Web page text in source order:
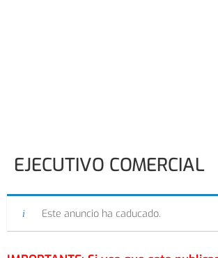
EJECUTIVO COMERCIAL
Este anuncio ha caducado.